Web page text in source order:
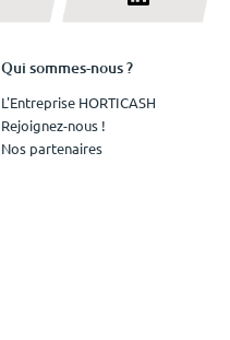
Qui sommes-nous ?
L'Entreprise HORTICASH
Rejoignez-nous !
Nos partenaires